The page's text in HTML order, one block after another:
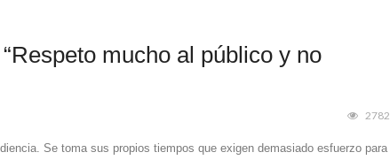
mucho al público y no
2782
Se toma sus propios tiempos que exigen demasiado esfuerzo para